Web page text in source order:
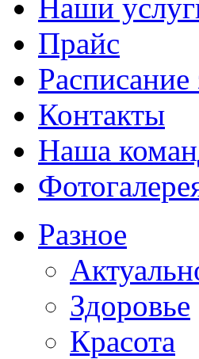
Наши
Прайс
Расписание
Контакты
Наша
Разное
Здоровье
Красота